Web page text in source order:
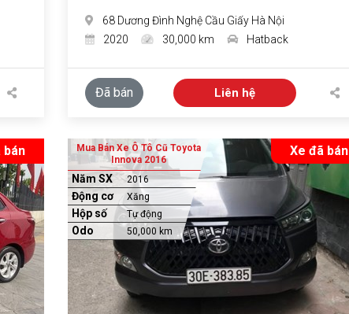
68 Dương Đình Nghệ Cầu Giấy Hà Nội
2020
30,000 km Hatback
Đã bán Liên hệ
bán Xe đã bán
Mua Bán Xe Ô Tô Cũ Toyota
Innova 2016
Năm SX 2016
Động cơ Xăng
Hộp số Tự động
Odo 50,000 km